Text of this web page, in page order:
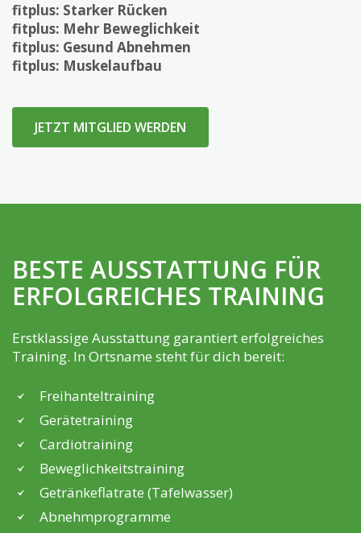
fitplus: Starker Rücken
fitplus: Mehr Beweglichkeit
fitplus: Gesund Abnehmen
fitplus: Muskelaufbau
JETZT MITGLIED WERDEN
BESTE AUSSTATTUNG FÜR
ERFOLGREICHES TRAINING
Erstklassige Ausstattung garantiert erfolgreiches
Training. In Ortsname steht für dich bereit:
Freihanteltraining
Gerätetraining
Cardiotraining
Beweglichkeitstraining
Getränkeflatrate (Tafelwasser)
Abnehmprogramme